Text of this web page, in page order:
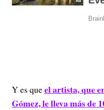
Y es queel artista, que
Gómez, le lleva más de